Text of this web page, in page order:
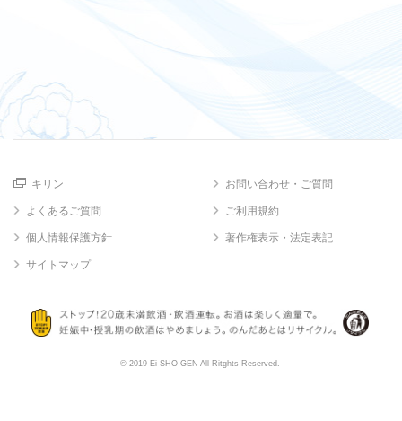
キリン お問い合わせ・ご質問
よくあるご質問 ご利用規約
個人情報保護方針 著作権表示・法定表記
サイトマップ
© 2019 Ei-SHO-GEN All Ritghts Reserved.